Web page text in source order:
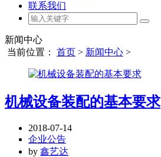
联系我们
新闻中心
当前位置： 首页 > 新闻中心 >
机械设备装配的基本要求
2018-07-14
企业公告
by 鑫艺达